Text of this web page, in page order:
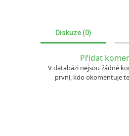
Diskuze (0)
Přidat
V databázi nejsou žádné
první, kdo okomentuje